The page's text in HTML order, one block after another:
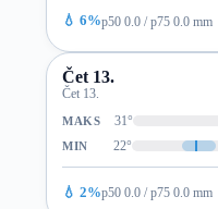
💧 6%p50 0.0 / p75 0.0 mm
Čet 13.
Čet 13.
MAKS 31°
MIN 22°
💧 2%p50 0.0 / p75 0.0 mm